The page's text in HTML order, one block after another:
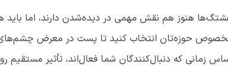
هنوز هم نقش مهمی در دیده‌شدن دارند، اما
حوزه‌تان انتخاب کنید تا پست در معرض چشم‌های
زمانی که دنبال‌کنندگان شما فعال‌اند، تأثیر مستقیم